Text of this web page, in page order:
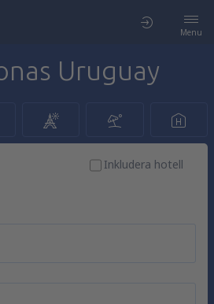
Menu
Uruguay
Inkludera hotell